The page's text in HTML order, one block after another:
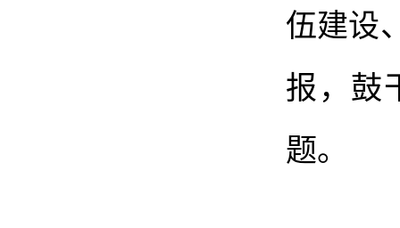
伍建设
报，鼓
题。